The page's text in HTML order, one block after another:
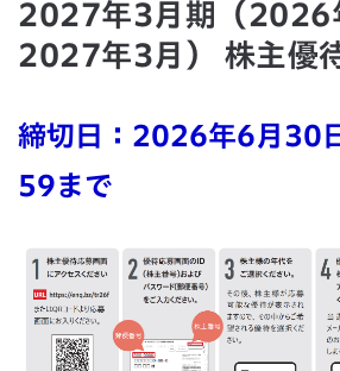
2027年3月期（2026
2027年3月） 株主優
締切日：2026年6月30
59まで